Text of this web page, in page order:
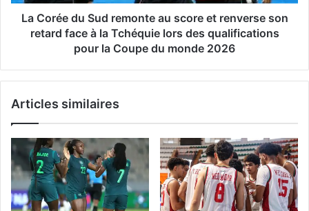
son
retard
la
lors
pour
la
Coupe
du
monde
La Corée du Sud remonte au score et renverse son
retard face à la Tchéquie lors des qualifications
pour la Coupe du monde 2026
Articles similaires